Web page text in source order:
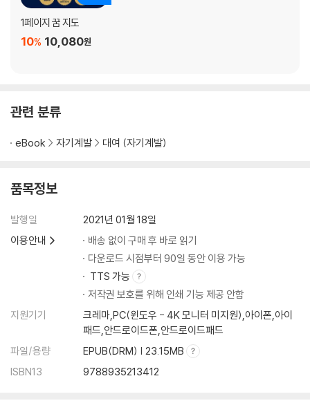
1페이지 꿈 지도
10,080원
10%
관련 분류
eBook 자기계발 대여 (자기계발)
품목정보
발행일
2021년 01월 18일
이용안내
배송 없이 구매 후 바로 읽기
다운로드 시점부터 90일 동안 이용 가능
TTS 가능
저작권 보호를 위해 인쇄 기능 제공 안함
지원기기
크레마,PC(윈도우 - 4K 모니터 미지원),아이폰,아이
패드,안드로이드폰,안드로이드패드
파일/용량
EPUB(DRM) | 23.15MB
ISBN13
9788935213412